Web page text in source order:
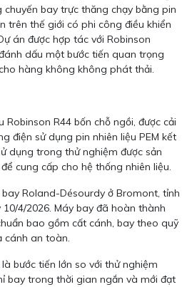
bay trực thăng chạy bằng pin
trên thế giới có phi công điều khiển
án được hợp tác với Robinson
dấu một bước tiến quan trọng
hàng không không phát thải.
R44 bốn chỗ ngồi, được cải
điện sử dụng pin nhiên liệu PEM kết
dụng trong thử nghiệm được sản
cung cấp cho hệ thống nhiên liệu.
Roland-Désourdy ở Bromont, tỉnh
4/2026. Máy bay đã hoàn thành
bao gồm cất cánh, bay theo quỹ
cánh an toàn.
bước tiến lớn so với thử nghiệm
bay trong thời gian ngắn và mới đạt